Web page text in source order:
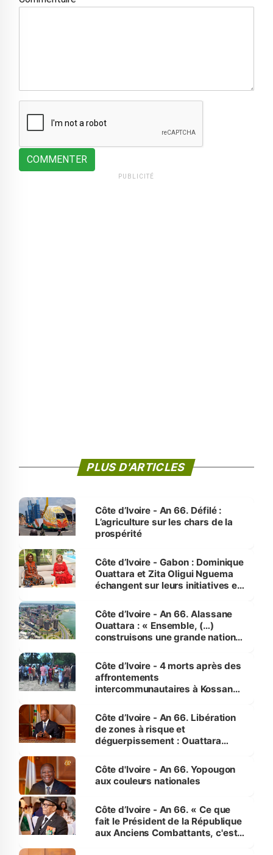
COMMENTER
PUBLICITÉ
PLUS D'ARTICLES
Côte d’Ivoire - An 66. Défilé :
L’agriculture sur les chars de la
prospérité
Côte d’Ivoire - Gabon : Dominique
Ouattara et Zita Oligui Nguema
échangent sur leurs initiatives en
enfants
Côte d’Ivoire - An 66. Alassane
Ouattara : « Ensemble, (…)
construisons une grande nation
générations futures »
Côte d’Ivoire - 4 morts après des
affrontements
intercommunautaires à Kossandji
milieu des sinistrés
Côte d’Ivoire - An 66. Libération
de zones à risque et
déguerpissement : Ouattara
l'Etat de droit pour préserver les
vies humaines »
Côte d'Ivoire - An 66. Yopougon
aux couleurs nationales
Côte d’Ivoire - An 66. « Ce que
fait le Président de la République
aux Anciens Combattants, c'est